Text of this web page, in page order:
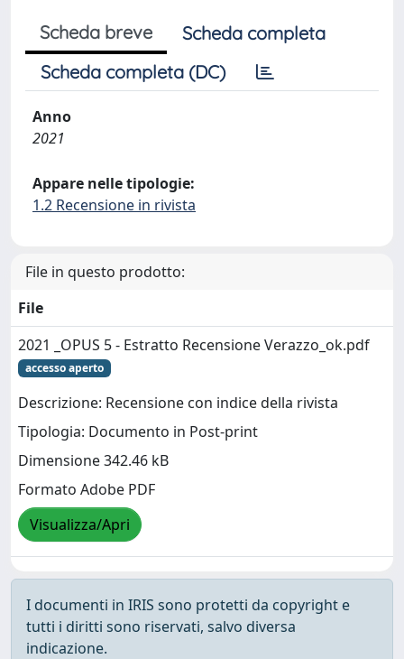
Scheda breve
Scheda completa
Scheda completa (DC)
Anno
2021
Appare nelle tipologie:
1.2 Recensione in rivista
File in questo prodotto:
File
2021 _OPUS 5 - Estratto Recensione Verazzo_ok.pdf
accesso aperto
Descrizione: Recensione con indice della rivista
Tipologia: Documento in Post-print
Dimensione 342.46 kB
Formato Adobe PDF
Visualizza/Apri
I documenti in IRIS sono protetti da copyright e
tutti i diritti sono riservati, salvo diversa
indicazione.